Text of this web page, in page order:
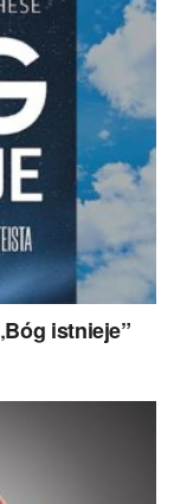
istnieje”